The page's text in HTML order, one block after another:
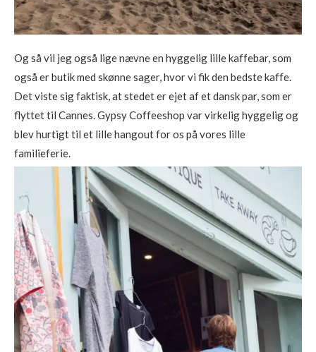
Og så vil jeg også lige nævne en hyggelig lille kaffebar, som
også er butik med skønne sager, hvor vi fik den bedste kaffe.
Det viste sig faktisk, at stedet er ejet af et dansk par, som er
flyttet til Cannes. Gypsy Coffeeshop var virkelig hyggelig og
blev hurtigt til et lille hangout for os på vores lille
familieferie.